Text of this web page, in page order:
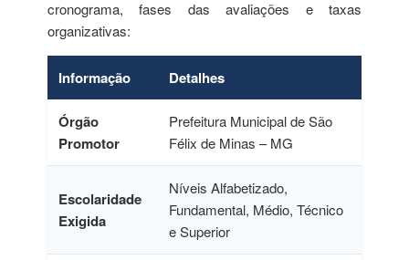
cronograma, fases das avaliações e taxas
organizativas:
Informação Detalhes
Órgão
Promotor
Prefeitura Municipal de São
Félix de Minas – MG
Escolaridade
Exigida
Níveis Alfabetizado,
Fundamental, Médio, Técnico
e Superior